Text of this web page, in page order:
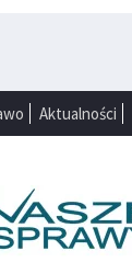
Aktualności